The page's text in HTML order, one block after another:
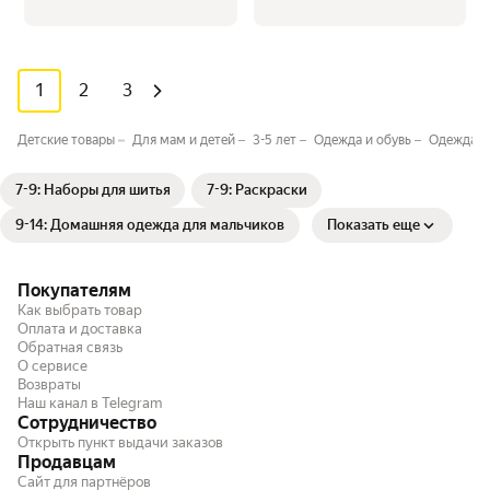
1 2 3
Детские товары Для мам и детей 3-5 лет Одежда и обувь Одежда
7-9: Наборы для шитья 7-9: Раскраски
9-14: Домашняя одежда для мальчиков Показать еще
Покупателям
Как выбрать товар
Оплата и доставка
Обратная связь
О сервисе
Возвраты
Наш канал в Telegram
Сотрудничество
Открыть пункт выдачи заказов
Продавцам
Сайт для партнёров